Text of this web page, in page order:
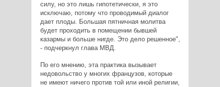
силу, но это лишь гипотетически, я это
исключаю, потому что проводимый диалог
дает плоды. Большая пятничная молитва
будет проходить в помещении бывшей
казармы и больше нигде. Это дело решенное",
- подчеркнул глава МВД.
По его мнению, эта практика вызывает
недовольство у многих французов, которые
не имеют ничего против той или иной религии,